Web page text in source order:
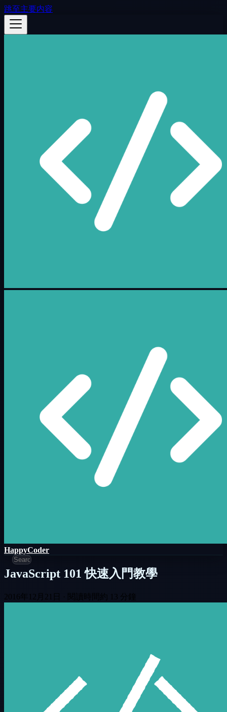
跳至主要内容
HappyCoder
JavaScript 101 快速入門教學
2016年12月21日 · 閱讀時間約 13 分鐘